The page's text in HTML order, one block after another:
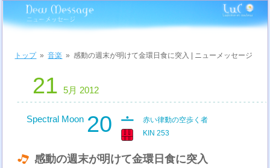
トップ»音楽 »感動の週末が明けて金環日食に突入 | ニューメッセージ
21 5月 2012
Spectral Moon 20
赤い律動の空歩く者
KIN 253
感動の週末が明けて金環日食に突入